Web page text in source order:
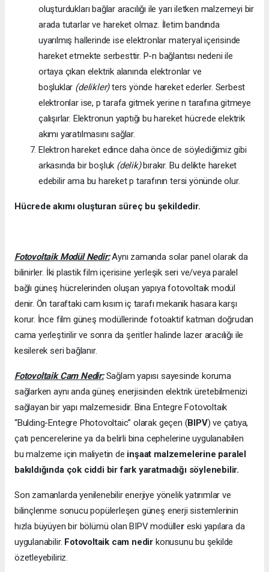
oluşturdukları bağlar aracılığı ile yarı iletken malzemeyi bir
arada tutarlar ve hareket olmaz. İletim bandında
uyarılmış hallerinde ise elektronlar materyal içerisinde
hareket etmekte serbesttir. P-n bağlantısı nedeni ile
ortaya çıkan elektrik alanında elektronlar ve
boşluklar (delikler)ters yönde hareket ederler. Serbest
elektronlar ise, p tarafa gitmek yerine n tarafına gitmeye
çalışırlar. Elektronun yaptığı bu hareket hücrede elektrik
akımı yaratılmasını sağlar.
Elektron hareket edince daha önce de söylediğimiz gibi
arkasında bir boşluk (delik)bırakır. Bu delikte hareket
edebilir ama bu hareket p tarafının tersi yönünde olur.
Hücrede akımı oluşturan süreç bu şekildedir.
Fotovoltaik Modül Nedir:Aynı zamanda solar panel olarak da
bilinirler. İki plastik film içerisine yerleşik seri ve/veya paralel
bağlı güneş hücrelerinden oluşan yapıya fotovoltaik modül
denir. Ön taraftaki cam kısım iç tarafı mekanik hasara karşı
korur. İnce film güneş modüllerinde fotoaktif katman doğrudan
cama yerleştirilir ve sonra da şeritler halinde lazer aracılığı ile
kesilerek seri bağlanır.
Fotovoltaik Cam Nedir:Sağlam yapısı sayesinde koruma
sağlarken aynı anda güneş enerjisinden elektrik üretebilmenizi
sağlayan bir yapı malzemesidir. Bina Entegre Fotovoltaik
“Bulding-Entegre Photovoltaic” olarak geçen (BIPV) ve çatıya,
çatı pencerelerine ya da belirli bina cephelerine uygulanabilen
bu malzeme için maliyetin de inşaat malzemelerine paralel
bakıldığında çok ciddi bir fark yaratmadığı söylenebilir.
Son zamanlarda yenilenebilir enerjiye yönelik yatırımlar ve
bilinçlenme sonucu popülerleşen güneş enerji sistemlerinin
hızla büyüyen bir bölümü olan BIPV modüller eski yapılara da
uygulanabilir. Fotovoltaik cam nedir konusunu bu şekilde
özetleyebiliriz.